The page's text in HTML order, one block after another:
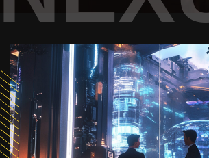
Переговоры — это не талант, а система. NEXUM
сжала 20 лет практики в 5 тренингах, которые
"закрывают" почти 100 % переговорных ситуаций:
от закупок и продаж до международных сделок.
Вы получите проверенные временем инструменты
давления и гибкости, защиту от манипуляций и
навыки закрывать сделки на своих условиях. А
ОТ БАЗОВОЙ СТРУКТУРЫ
УРОВНЯ